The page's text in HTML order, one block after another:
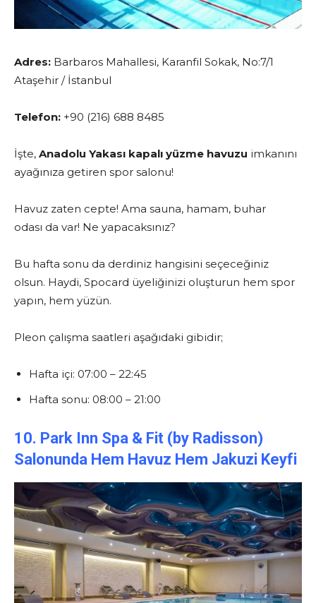
Adres: Barbaros Mahallesi, Karanfil Sokak, No:7/1
Ataşehir / İstanbul
Telefon: +90 (216) 688 8485
İşte, Anadolu Yakası kapalı yüzme havuzu imkanını
ayağınıza getiren spor salonu!
Havuz zaten cepte! Ama sauna, hamam, buhar
odası da var! Ne yapacaksınız?
Bu hafta sonu da derdiniz hangisini seçeceğiniz
olsun. Haydi, Spocard üyeliğinizi oluşturun hem spor
yapın, hem yüzün.
Pleon çalışma saatleri aşağıdaki gibidir;
Hafta içi: 07:00 – 22:45
Hafta sonu: 08:00 – 21:00
10. Park Inn Spa & Fit (by Radisson)
Salonunda Hem Havuz Hem Jakuzi Keyfi